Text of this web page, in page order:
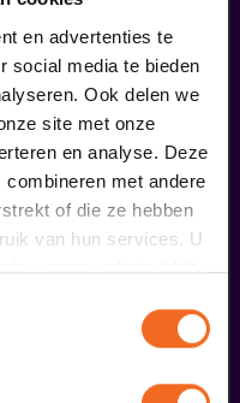
en advertenties te
social media te bieden
Ook delen we
site met onze
en analyse. Deze
met andere
of die ze hebben
van hun services. U
u onze website blijft
uitverkocht